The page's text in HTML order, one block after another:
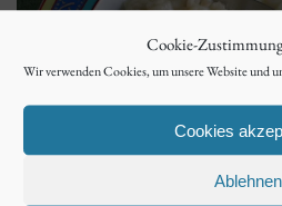
Cookie-
Wir verwenden Cookies, um unsere Website und
Cookies
Ablehnen